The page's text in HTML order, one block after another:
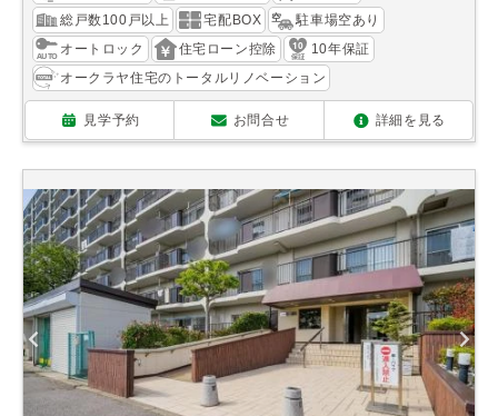
総戸数100戸以上
宅配BOX
駐車場空あり
オートロック
住宅ローン控除
10年保証
オークラヤ住宅のトータルリノベーション
見学予約 お問合せ 詳細を見る